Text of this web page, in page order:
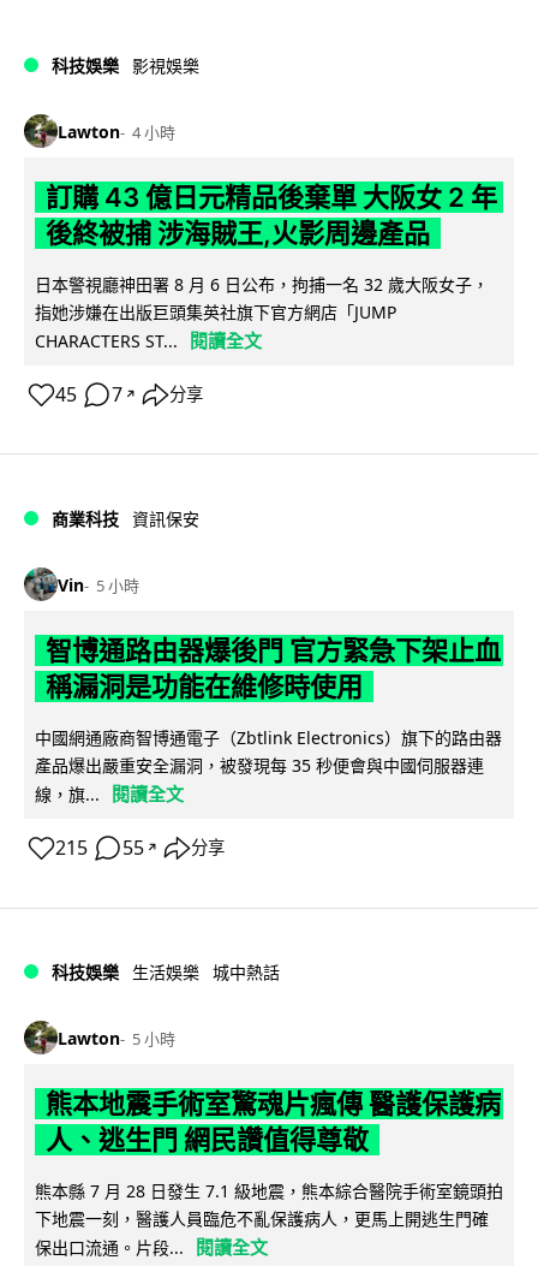
科技娛樂 影視娛樂
Lawton 4 小時
訂購 43 億日元精品後棄單 大阪女 2 年
後終被捕 涉海賊王,火影周邊產品
日本警視廳神田署 8 月 6 日公布，拘捕一名 32 歲大阪女子，
指她涉嫌在出版巨頭集英社旗下官方網店「JUMP
CHARACTERS ST...
閱讀全文
45 7 ↗ 分享
商業科技 資訊保安
Vin 5 小時
智博通路由器爆後門 官方緊急下架止血
稱漏洞是功能在維修時使用
中國網通廠商智博通電子（Zbtlink Electronics）旗下的路由器
產品爆出嚴重安全漏洞，被發現每 35 秒便會與中國伺服器連
線，旗...
閱讀全文
215 55 ↗ 分享
科技娛樂 生活娛樂 城中熱話
Lawton 5 小時
熊本地震手術室驚魂片瘋傳 醫護保護病
人、逃生門 網民讚值得尊敬
熊本縣 7 月 28 日發生 7.1 級地震，熊本綜合醫院手術室鏡頭拍
下地震一刻，醫護人員臨危不亂保護病人，更馬上開逃生門確
保出口流通。片段...
閱讀全文